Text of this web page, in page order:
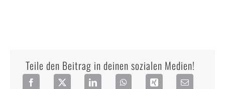
Teile den Beitrag in deinen sozialen Medien!